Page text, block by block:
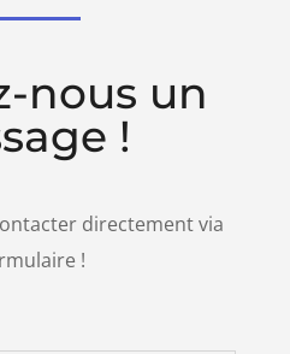
nous un
!
directement via
!